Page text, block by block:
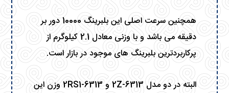
همچنین سرعت اصلی این بلبرینگ 10000 دور بر
دقیقه می باشد و با وزنی معادل 2.1 کیلوگرم از
پرکاربردترین بلبرینگ های موجود در بازار است.
البته در دو مدل 6313-2Z و 6313-2RS1 وزن این